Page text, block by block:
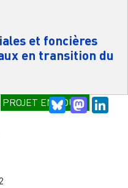
et foncières
en transition du
PROJET EN COURS
Bluesky